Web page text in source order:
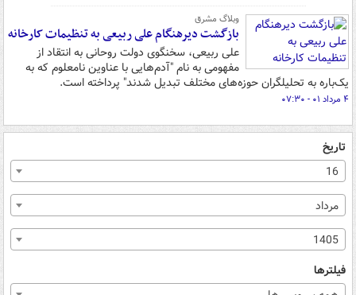
وبلاگ مشرق
بازگشت دیرهنگام علی ربیعی به تنظیمات کارخانه
علی ربیعی، سخنگوی دولت روحانی به انتقاد از
مفهومی به نام "آدم‌هایی با عناوین نامعلوم که به
یک‌باره به تحلیلگران حوزه‌های مختلف تبدیل شدند" پرداخته است.
۴ مرداد ۰۱ - ۰۷:۳۰
تاریخ
16
مرداد
1405
فیلترها